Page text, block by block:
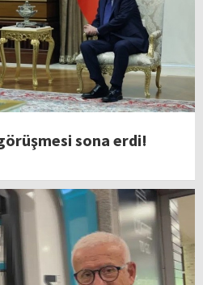
sona erdi!